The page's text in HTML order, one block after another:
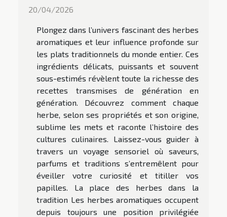
20/04/2026
Plongez dans l’univers fascinant des herbes
aromatiques et leur influence profonde sur
les plats traditionnels du monde entier. Ces
ingrédients délicats, puissants et souvent
sous-estimés révèlent toute la richesse des
recettes transmises de génération en
génération. Découvrez comment chaque
herbe, selon ses propriétés et son origine,
sublime les mets et raconte l’histoire des
cultures culinaires. Laissez-vous guider à
travers un voyage sensoriel où saveurs,
parfums et traditions s’entremêlent pour
éveiller votre curiosité et titiller vos
papilles. La place des herbes dans la
tradition Les herbes aromatiques occupent
depuis toujours une position privilégiée